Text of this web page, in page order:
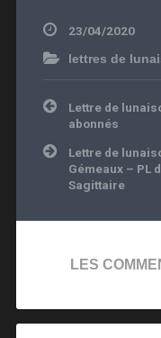
23/04/2020
lettres de
Navigation
de
l’article
Lettre de
abonnés
Lettre de
Gémeaux – PL
Sagittaire
LES